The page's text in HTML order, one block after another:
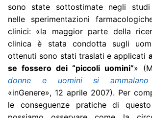
sono state sottostimate negli studi
nelle sperimentazioni
clinici: «la maggior parte della
clinica è stata condotta sugli
ottenuti sono stati traslati e applicati
se fossero dei “piccoli uomini”»
donne e uomini si ammalano
«inGenere», 12 aprile 2007). Per
le conseguenze pratiche di